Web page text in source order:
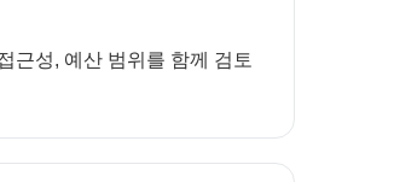
근성, 예산 범위를 함께 검토